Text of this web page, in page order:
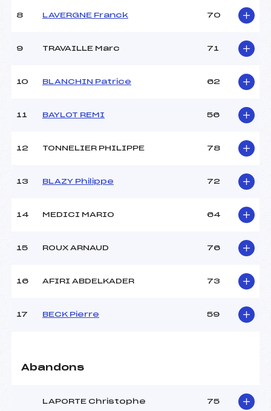
Ouvreurs C :
11H20
BONDIER JEROME (SA)
Ouvreurs B :
HUDRY PIERRE JEAN (SA)
Ouvreurs D :
Température arrivée :
MAST
8 LAVERGNE Franck 70
9 TRAVAILLE Marc 71
10 BLANCHIN Patrice 62
11 BAYLOT REMI 56
12 TONNELIER PHILIPPE 78
13 BLAZY Philippe 72
14 MEDICI MARIO 64
15 ROUX ARNAUD 76
16 AFIRI ABDELKADER 73
17 BECK Pierre 59
Abandons
LAPORTE Christophe 75